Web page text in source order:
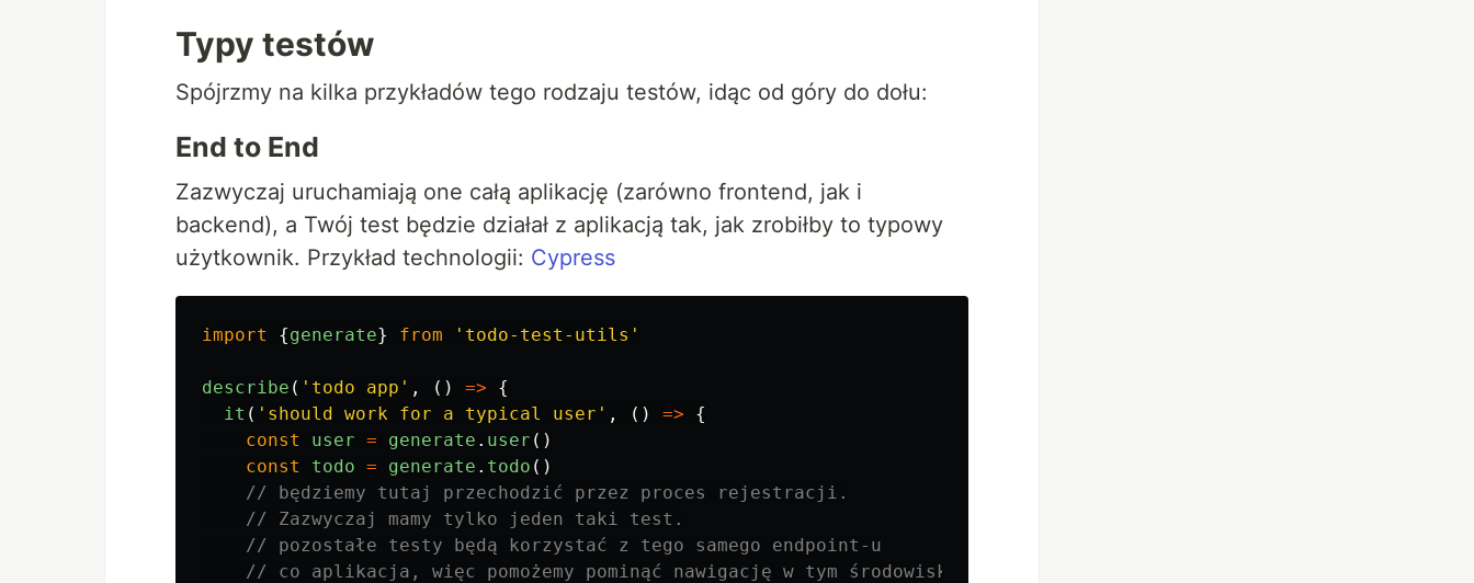
Typy testów
Spójrzmy na kilka przykładów tego rodzaju testów, idąc od góry do dołu:
End to End
Zazwyczaj uruchamiają one całą aplikację (zarówno frontend, jak i
backend), a Twój test będzie działał z aplikacją tak, jak zrobiłby to typowy
użytkownik. Przykład technologii: Cypress
import {generate} from ' todo-test-utils '
describe ( ' todo app ' , () =>
{
it ( ' should work for a typical user ' , () =>
{
const
user = generate . user ()
const
todo = generate . todo ()
// będziemy tutaj przechodzić przez proces rejestracji.
// Zazwyczaj mamy tylko jeden taki test.
// pozostałe testy będą korzystać z tego samego endpoint-u
// co aplikacja, więc pomożemy pominąć nawigację w tym środowisku